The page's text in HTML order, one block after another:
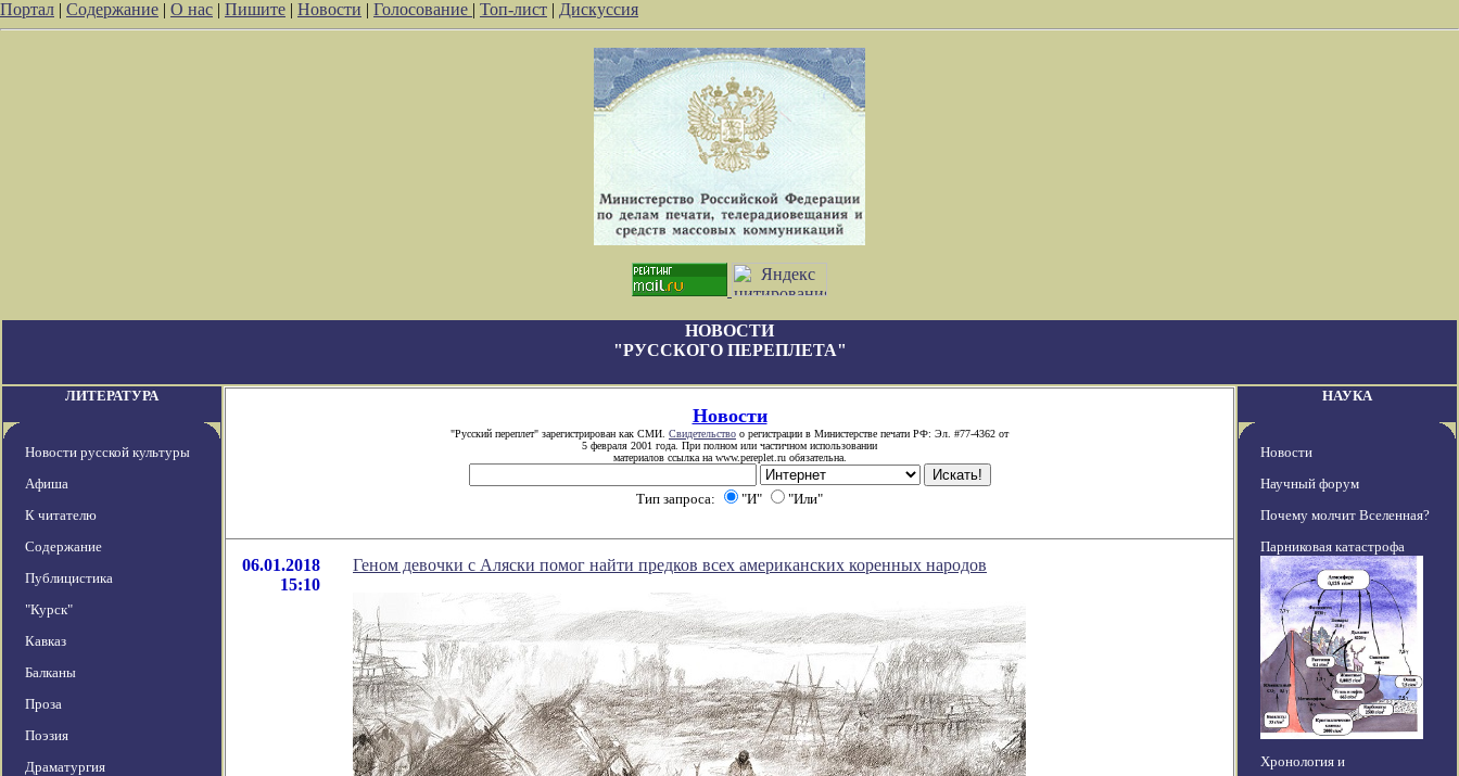
Портал | Содержание | О нас | Пишите | Новости | Голосование | Топ-лист | Дискуссия
НОВОСТИ
"РУССКОГО ПЕРЕПЛЕТА"
ЛИТЕРАТУРА
Новости русской культуры
Афиша
К читателю
Содержание
Публицистика
"Курск"
Кавказ
Балканы
Проза
Поэзия
Драматургия
Новости
"Русский переплет" зарегистрирован как СМИ. Свидетельство о регистрации в Министерстве печати РФ: Эл. #77-4362 от
5 февраля 2001 года. При полном или частичном использовании
материалов ссылка на www.pereplet.ru обязательна.
Тип запроса: "И" "Или"
06.01.2018
15:10
Геном девочки с Аляски помог найти предков всех американских коренных народов
НАУКА
Новости
Научный форум
Почему молчит Вселенная?
Парниковая катастрофа
Хронология и